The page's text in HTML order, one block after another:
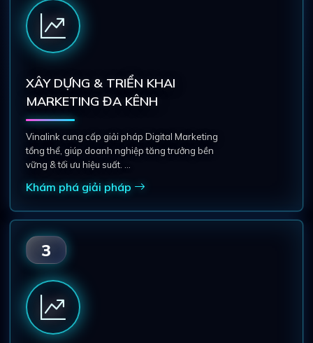
XÂY DỰNG & TRIỂN KHAI
MARKETING ĐA KÊNH
Vinalink cung cấp giải pháp Digital Marketing
tổng thể, giúp doanh nghiệp tăng trưởng bền
vững & tối ưu hiệu suất. ...
Khám phá giải pháp
3